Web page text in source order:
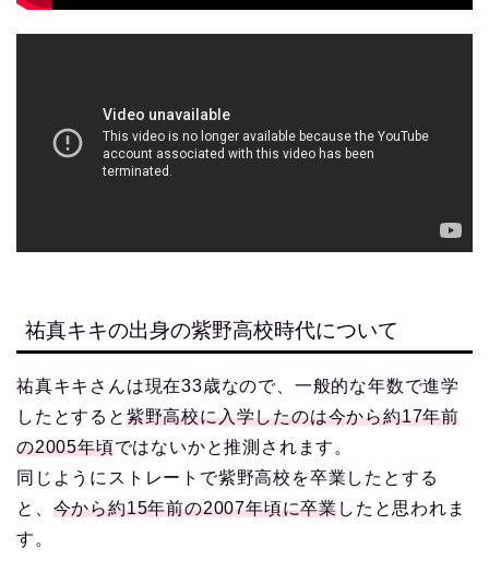
祐真キキの出身の紫野高校時代について
祐真キキさんは現在33歳なので、一般的な年数で進学
したとすると 紫野高校に入学したのは今から約17年前
の2005年頃ではないかと推測されます。
同じようにストレートで紫野高校を卒業したとする
と、 今から約15年前の2007年頃に卒業したと思われま
す。